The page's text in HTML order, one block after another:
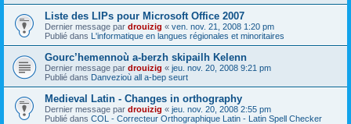
Liste des LIPs pour Microsoft Office 2007
Dernier message par drouizig « ven. nov. 21, 2008 1:20 pm
Publié dans L'informatique en langues régionales et minoritaires
Gourc’hemennoù a-berzh skipailh Kelenn
Dernier message par drouizig « jeu. nov. 20, 2008 9:21 pm
Publié dans Danvezioù all a-bep seurt
Medieval Latin - Changes in orthography
Dernier message par drouizig « jeu. nov. 20, 2008 2:55 pm
Publié dans COL - Correcteur Orthographique Latin - Latin Spell Checker